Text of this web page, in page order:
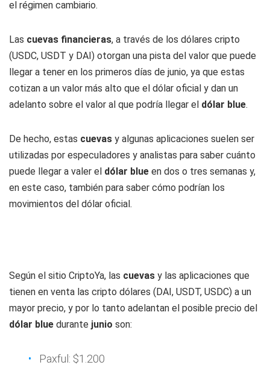
el régimen cambiario.
Las cuevas financieras, a través de los dólares cripto
(USDC, USDT y DAI) otorgan una pista del valor que puede
llegar a tener en los primeros días de junio, ya que estas
cotizan a un valor más alto que el dólar oficial y dan un
adelanto sobre el valor al que podría llegar el dólar blue.
De hecho, estas cuevas y algunas aplicaciones suelen ser
utilizadas por especuladores y analistas para saber cuánto
puede llegar a valer el dólar blue en dos o tres semanas y,
en este caso, también para saber cómo podrían los
movimientos del dólar oficial.
Según el sitio CriptoYa, las cuevas y las aplicaciones que
tienen en venta las cripto dólares (DAI, USDT, USDC) a un
mayor precio, y por lo tanto adelantan el posible precio del
dólar blue durante junio son:
Paxful: $1.200